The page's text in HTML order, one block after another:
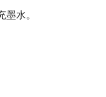
水。